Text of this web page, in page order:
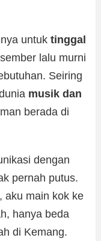
untuk tinggal
lalu murni
Seiring
musik dan
berada di
dengan
pernah putus.
aku main kok ke
hanya beda
di Kemang.